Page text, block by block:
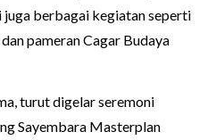
berbagai kegiatan seperti
pameran Cagar Budaya
turut digelar seremoni
Sayembara Masterplan